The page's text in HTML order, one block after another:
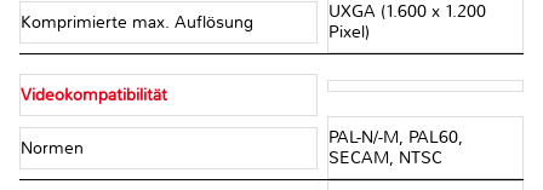
Komprimierte max. Auflösung
UXGA (1.600 x 1.200
Pixel)
Videokompatibilität
Normen
PAL-N/-M, PAL60,
SECAM, NTSC